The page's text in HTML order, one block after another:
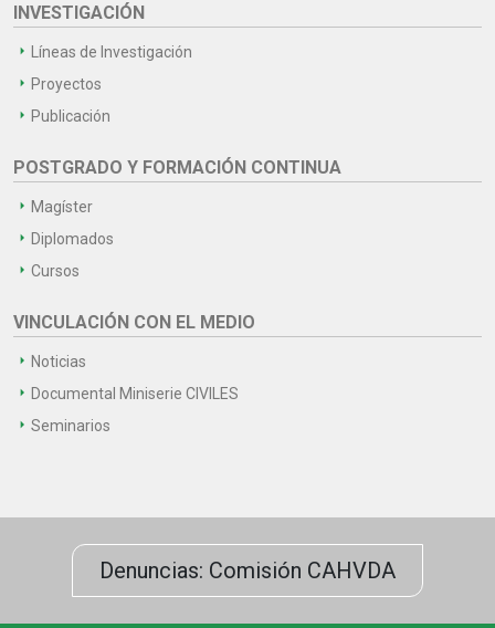
INVESTIGACIÓN
Líneas de Investigación
Proyectos
Publicación
POSTGRADO Y FORMACIÓN CONTINUA
Magíster
Diplomados
Cursos
VINCULACIÓN CON EL MEDIO
Noticias
Documental Miniserie CIVILES
Seminarios
Denuncias: Comisión CAHVDA